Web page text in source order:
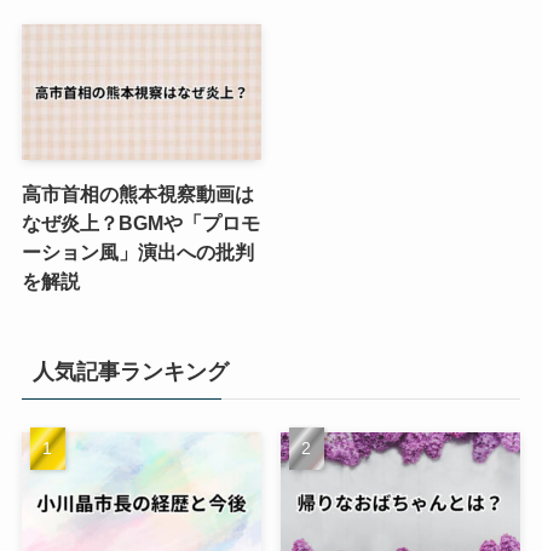
高市首相の熊本視察動画は
なぜ炎上？BGMや「プロモ
ーション風」演出への批判
を解説
人気記事ランキング